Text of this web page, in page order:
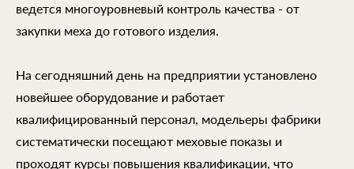
ведется многоуровневый контроль качества - от
закупки меха до готового изделия.
На сегодняшний день на предприятии установлено
новейшее оборудование и работает
квалифицированный персонал, модельеры фабрики
систематически посещают меховые показы и
проходят курсы повышения квалификации, что